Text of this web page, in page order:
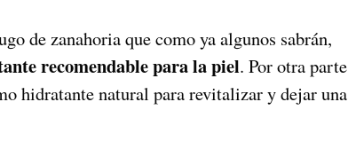
de zanahoria que como ya algunos sabrán,
recomendable para la piel. Por otra parte
hidratante natural para revitalizar y dejar una